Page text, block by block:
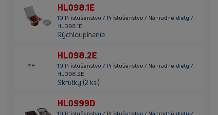
HL098.1E
19 Príslušenstvo / Príslušenstvo / Náhradné diely /
HL098.1E
Rýchloupínanie
HL098.2E
19 Príslušenstvo / Príslušenstvo / Náhradné diely /
HL098.2E
Skrutky (2 ks.)
HL0999D